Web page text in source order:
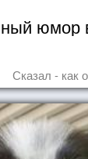
юмор
Сказал - как